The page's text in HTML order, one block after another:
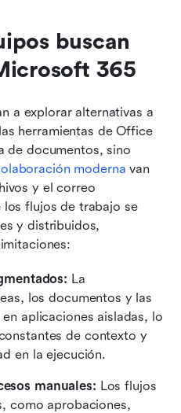
buscan
365
a explorar alternativas a
herramientas de Office
de documentos, sino
moderna van
y el correo
flujos de trabajo se
y distribuidos,
La
los documentos y las
aplicaciones aisladas, lo
de contexto y
en la ejecución.
manuales: Los flujos
como aprobaciones,